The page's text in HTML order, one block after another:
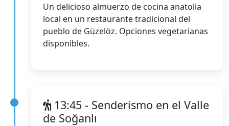
Un delicioso almuerzo de cocina anatolia
local en un restaurante tradicional del
pueblo de Güzelöz. Opciones vegetarianas
disponibles.
13:45 - Senderismo en el Valle
de Soğanlı